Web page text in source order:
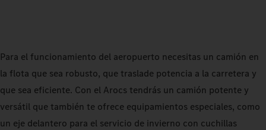
Para el funcionamiento del aeropuerto necesitas un camión en
la flota que sea robusto, que traslade potencia a la carretera y
que sea eficiente. Con el Arocs tendrás un camión potente y
versátil que también te ofrece equipamientos especiales, como
un eje delantero para el servicio de invierno con cuchillas